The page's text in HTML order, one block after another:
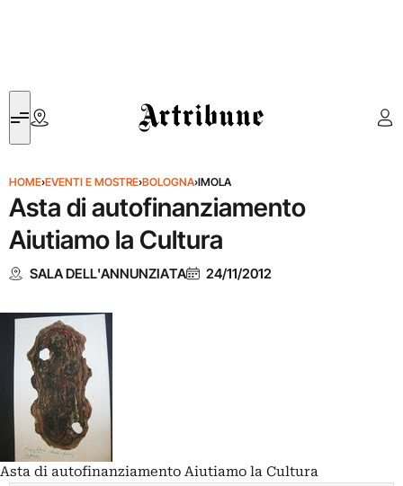
Artribune
HOME›EVENTI E MOSTRE›BOLOGNA›IMOLA
Asta di autofinanziamento
Aiutiamo la Cultura
SALA DELL'ANNUNZIATA 24/11/2012
Asta di autofinanziamento Aiutiamo la Cultura